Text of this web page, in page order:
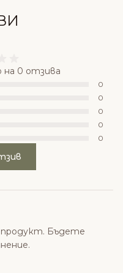
на 0 отзива
0
0
0
0
0
продукт. Бъдете